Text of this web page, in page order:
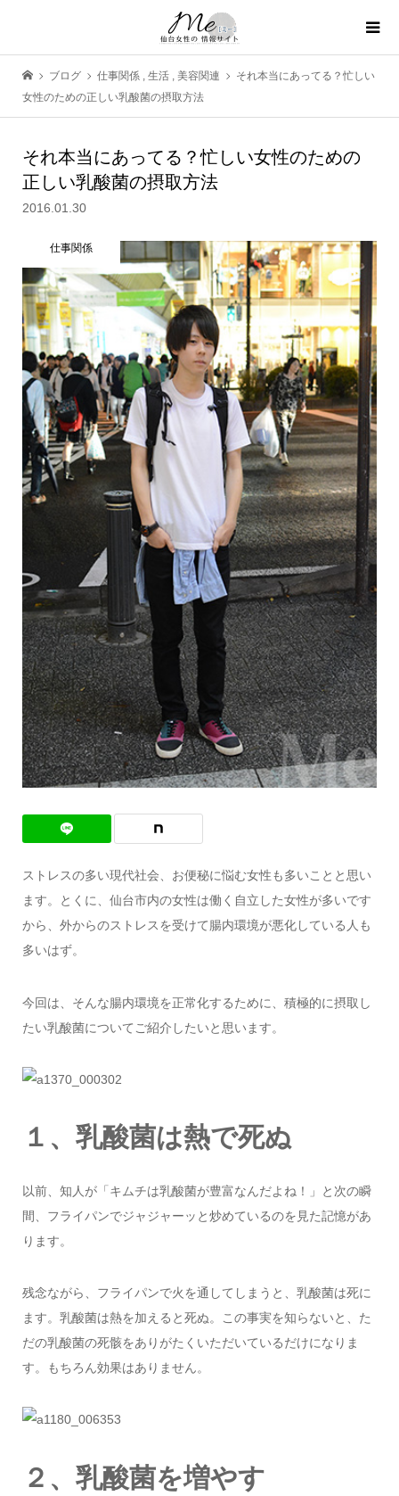
ブログ 仕事関係 , 生活 , 美容関連
それ本当にあってる？忙しい
女性のための正しい乳酸菌の摂取方法
それ本当にあってる？忙しい女性のための
正しい乳酸菌の摂取方法
2016.01.30
仕事関係
ストレスの多い現代社会、お便秘に悩む女性も多いことと思い
ます。とくに、仙台市内の女性は働く自立した女性が多いです
から、外からのストレスを受けて腸内環境が悪化している人も
多いはず。
今回は、そんな腸内環境を正常化するために、積極的に摂取し
たい乳酸菌についてご紹介したいと思います。
１、乳酸菌は熱で死ぬ
以前、知人が「キムチは乳酸菌が豊富なんだよね！」と次の瞬
間、フライパンでジャジャーッと炒めているのを見た記憶があ
ります。
残念ながら、フライパンで火を通してしまうと、乳酸菌は死に
ます。乳酸菌は熱を加えると死ぬ。この事実を知らないと、た
だの乳酸菌の死骸をありがたくいただいているだけになりま
す。もちろん効果はありません。
２、乳酸菌を増やす